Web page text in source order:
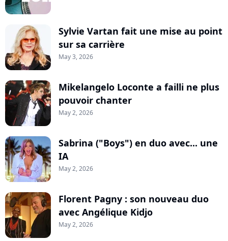
Sylvie Vartan fait une mise au point
sur sa carrière
May 3, 2026
Mikelangelo Loconte a failli ne plus
pouvoir chanter
May 2, 2026
Sabrina ("Boys") en duo avec... une
IA
May 2, 2026
Florent Pagny : son nouveau duo
avec Angélique Kidjo
May 2, 2026